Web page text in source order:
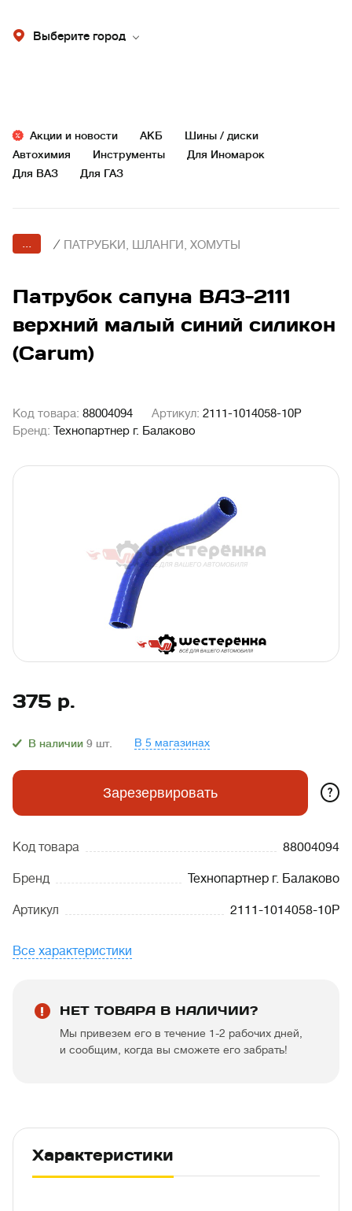
Выберите город
Акции и новости АКБ
Шины / диски
Автохимия
Инструменты
Для Иномарок
Для ВАЗ
Для ГАЗ
... / ПАТРУБКИ, ШЛАНГИ, ХОМУТЫ
Патрубок сапуна ВАЗ-2111
верхний малый синий силикон
(Carum)
Код товара: 88004094 Артикул: 2111-1014058-10Р
Бренд: Технопартнер г. Балаково
375 р.
В наличии 9 шт. В 5 магазинах
Зарезервировать ?
Код товара 88004094
Бренд Технопартнер г. Балаково
Артикул 2111-1014058-10Р
Все характеристики
НЕТ ТОВАРА В НАЛИЧИИ?
Мы привезем его в течение 1-2 рабочих дней,
и сообщим, когда вы сможете его забрать!
Характеристики